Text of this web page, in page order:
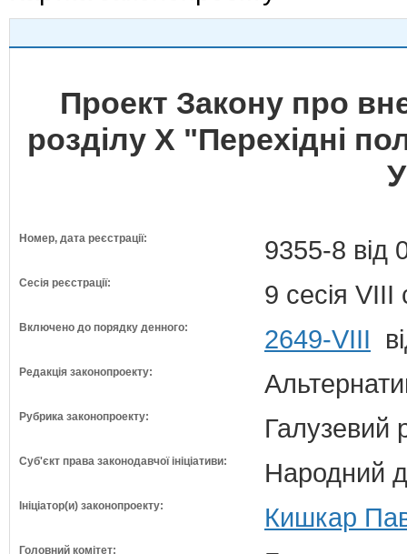
Проект Закону про
розділу Х "Перехідні
Номер, дата реєстрації: 9355-8 від
Сесія реєстрації: 9 сесія VIII
Включено до порядку денного: 2649-VIII
Редакція законопроекту:
Рубрика законопроекту: Галузевий
Суб'єкт права законодавчої ініціативи: Народний
Ініціатор(и) законопроекту: Кишкар
Головний комітет: